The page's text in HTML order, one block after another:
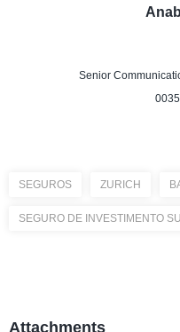
Senior
SEGUROS ZURICH
SEGURO DE INVESTIMENTO
Attachments